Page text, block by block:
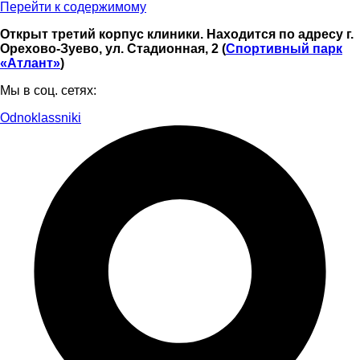
Перейти к содержимому
Открыт третий корпус клиники. Находится по адресу г.
Орехово-Зуево, ул. Стадионная, 2 (Спортивный парк
«Атлант»)
Мы в соц. сетях:
Odnoklassniki